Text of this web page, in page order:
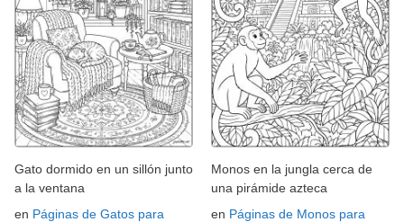
Gato dormido en un sillón junto
a la ventana
en Páginas de Gatos para
Monos en la jungla cerca de
una pirámide azteca
en Páginas de Monos para